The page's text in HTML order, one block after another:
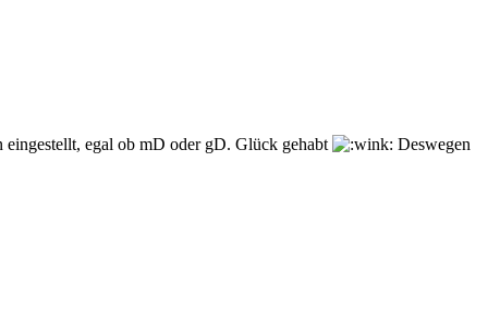
egal ob mD oder gD. Glück gehabt
Deswegen